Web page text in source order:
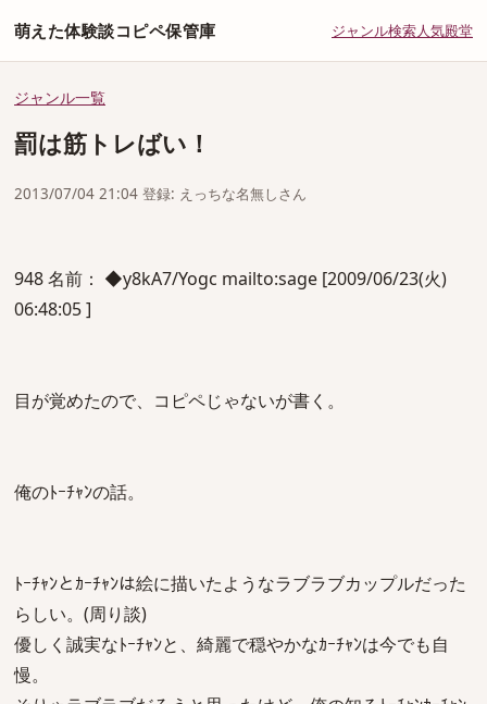
萌えた体験談コピペ保管庫 ジャンル検索人気殿堂
ジャンル一覧
罰は筋トレばい！
2013/07/04 21:04 登録: えっちな名無しさん
948 名前： ◆y8kA7/Yogc mailto:sage [2009/06/23(火)
06:48:05 ]
目が覚めたので、コピペじゃないが書く。
俺のﾄｰﾁｬﾝの話。
ﾄｰﾁｬﾝとｶｰﾁｬﾝは絵に描いたようなラブラブカップルだった
らしい。(周り談)
優しく誠実なﾄｰﾁｬﾝと、綺麗で穏やかなｶｰﾁｬﾝは今でも自
慢。